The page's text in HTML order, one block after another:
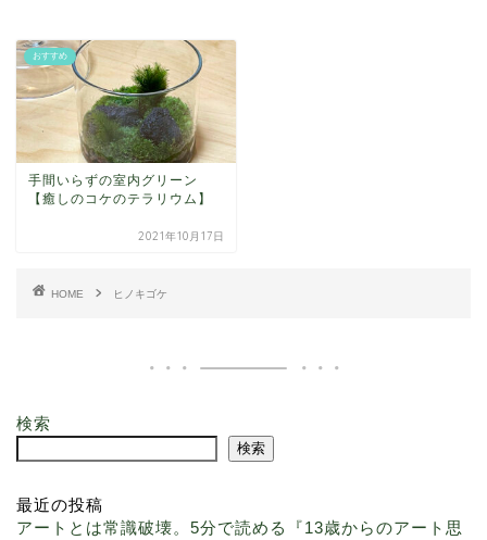
おすすめ
手間いらずの室内グリーン
【癒しのコケのテラリウム】
2021年10月17日
HOME ヒノキゴケ
検索
検索
最近の投稿
アートとは常識破壊。5分で読める『13歳からのアート思